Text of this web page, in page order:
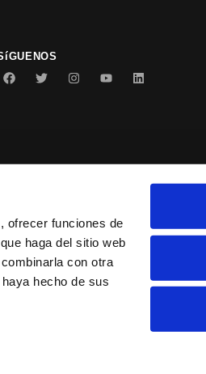
ofrecer funciones de
haga del sitio web
con otra
hecho de sus
© 2023 Conservas Serrats